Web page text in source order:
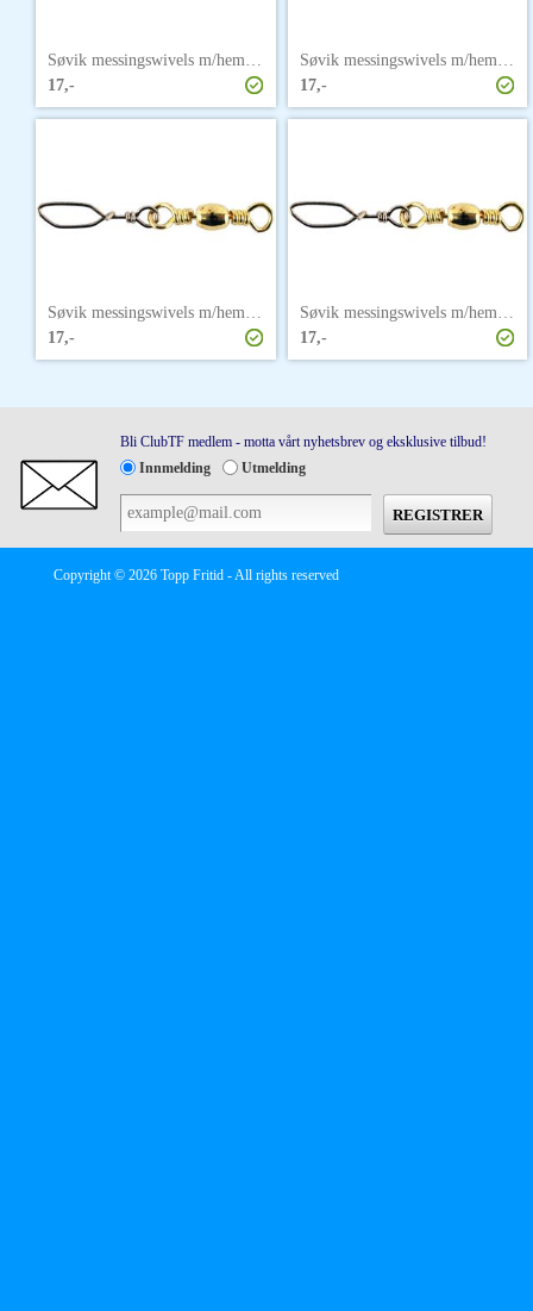
Søvik messingswivels m/hempe str. 10
17,-
Søvik messingswivels m/hempe str. 12
17,-
Søvik messingswivels m/hempe str. 3/0
17,-
Søvik messingswivels m/hempe str. 4
17,-
Bli ClubTF medlem - motta vårt nyhetsbrev og eksklusive tilbud!
Innmelding
Utmelding
Copyright © 2026 Topp Fritid - All rights reserved